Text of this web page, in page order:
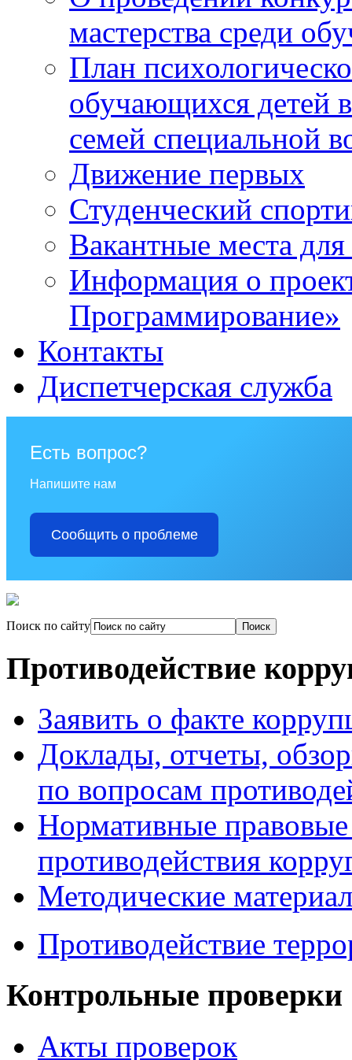
мастерства среди
План
обучающихся детей
семей специальной
Движение первых
Студенческий
Вакантные места для
Информация о
Программирование»
Контакты
Диспетчерская служба
Есть вопрос?
Напишите нам
Сообщить о проблеме
Поиск по сайту
Противодействие
Заявить о факте
Доклады, отчеты,
по вопросам
Нормативные
противодействия
Методические
Противодействие
Контрольные проверки
Акты проверок